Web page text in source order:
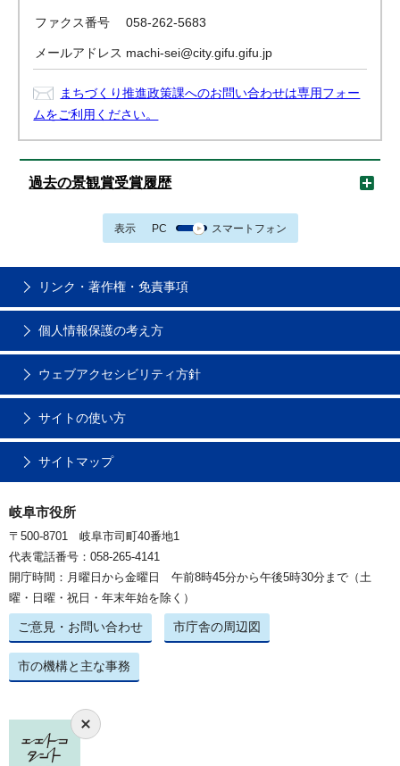
ファクス番号 058-262-5683
メールアドレス machi-sei@city.gifu.gifu.jp
まちづくり推進政策課へのお問い合わせは専用フォー
ムをご利用ください。
過去の景観賞受賞履歴
表示 PC スマートフォン
リンク・著作権・免責事項
個人情報保護の考え方
ウェブアクセシビリティ方針
サイトの使い方
サイトマップ
岐阜市役所
〒500-8701 岐阜市司町40番地1
代表電話番号：058-265-4141
開庁時間：月曜日から金曜日 午前8時45分から午後5時30分まで（土
曜・日曜・祝日・年末年始を除く）
ご意見・お問い合わせ 市庁舎の周辺図
市の機構と主な事務